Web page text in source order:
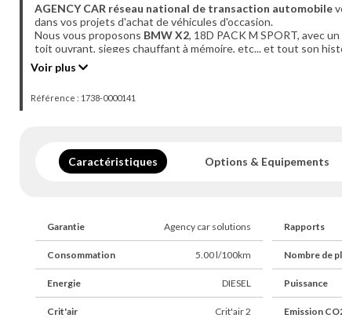
AGENCY CAR réseau national de transaction automobile
dans vos projets d'achat de véhicules d'occasion.
Nous vous proposons BMW X2, 18D PACK M SPORT, avec
toit ouvrant, sieges chauffant à mémoire, etc... et tout son
cv, 5 portes, première mise en circulation le 05-03-2021,
- Livraison dans toute la France (sur devis).
- Des erreurs peuvent se glisser dans nos annonces,
Voir plus
Référence : 1738-0000141
Caractéristiques Options & Equipements
Garantie Agency car solutions
Consommation 5.00 l/100km
Energie DIESEL
Crit'air Crit'air 2
Rapports
Nombre de
Puissance
Emission